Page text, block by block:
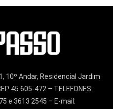
10º Andar, Residencial Jardim
45.605-472 – TELEFONES:
e 3613 2545 – E-mail: